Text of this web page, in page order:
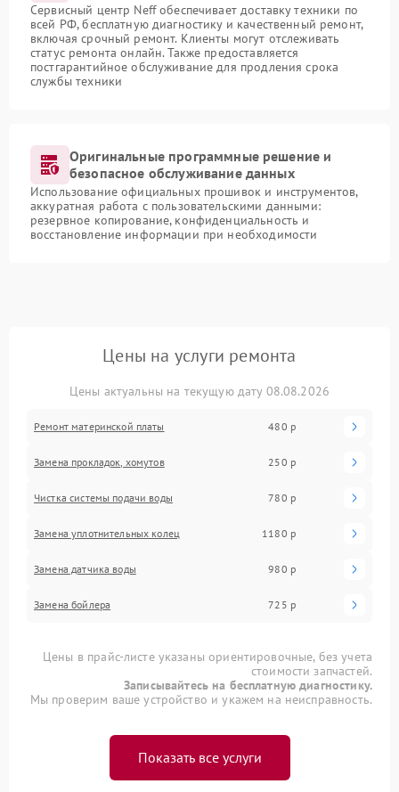
Сервисный центр Neff обеспечивает доставку техники по
всей РФ, бесплатную диагностику и качественный ремонт,
включая срочный ремонт. Клиенты могут отслеживать
статус ремонта онлайн. Также предоставляется
постгарантийное обслуживание для продления срока
службы техники
Оригинальные программные решение и
безопасное обслуживание данных
Использование официальных прошивок и инструментов,
аккуратная работа с пользовательскими данными:
резервное копирование, конфиденциальность и
восстановление информации при необходимости
Цены на услуги ремонта
Цены актуальны на текущую дату 08.08.2026
Ремонт материнской платы 480 р
Замена прокладок, хомутов 250 р
Чистка системы подачи воды 780 р
Замена уплотнительных колец 1180 р
Замена датчика воды 980 р
Замена бойлера 725 р
Цены в прайс-листе указаны ориентировочные, без учета
стоимости запчастей.
Записывайтесь на бесплатную диагностику.
Мы проверим ваше устройство и укажем на неисправность.
Показать все услуги